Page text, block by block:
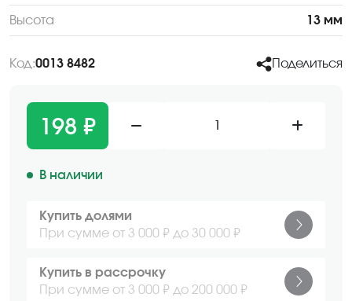
Высота 13 мм
Код:0013 8482 Поделиться
198 ₽
В наличии
Купить долями
При сумме от 3 000 ₽ до 30 000 ₽
Купить в рассрочку
При сумме от 3 000 ₽ до 200 000 ₽